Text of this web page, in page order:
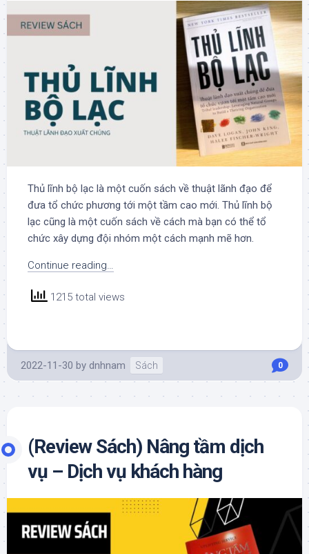
Thủ lĩnh bộ lạc là một cuốn sách về thuật lãnh đạo để
đưa tổ chức phương tới một tầm cao mới. Thủ lĩnh bộ
lạc cũng là một cuốn sách về cách mà bạn có thể tổ
chức xây dựng đội nhóm một cách mạnh mẽ hơn.
Continue reading…
1215 total views
2022-11-30 by dnhnam Sách 0
(Review Sách) Nâng tầm dịch
vụ – Dịch vụ khách hàng